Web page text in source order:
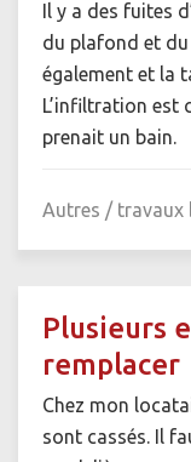
Il y a des fuites
du plafond et du
également et la
L’infiltration est
prenait un bain.
Autres / travaux
Plusieurs
remplacer
Chez mon
sont cassés. Il